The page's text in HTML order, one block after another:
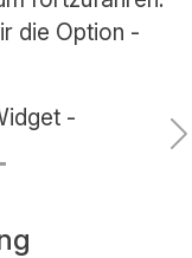
die Option -